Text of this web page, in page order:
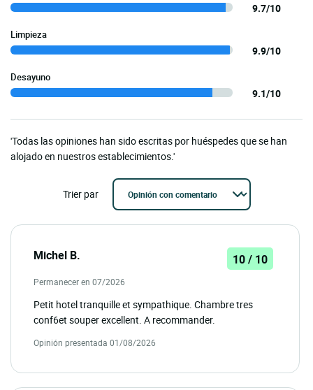
9.7/10
Limpieza
9.9/10
Desayuno
9.1/10
'Todas las opiniones han sido escritas por huéspedes que se han
alojado en nuestros establecimientos.'
Trier par
Michel B. 10 / 10
Permanecer en 07/2026
Petit hotel tranquille et sympathique. Chambre tres
conf6et souper excellent. A recommander.
Opinión presentada 01/08/2026